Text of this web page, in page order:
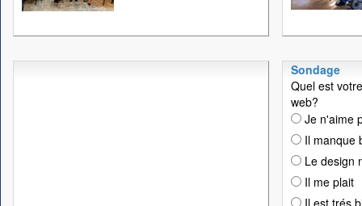
Sondage
Quel est
web?
Je n'aime
Il manque
Le design
Il me plait